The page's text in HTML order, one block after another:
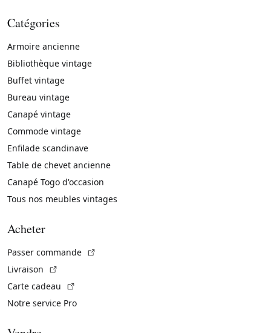
Catégories
Armoire ancienne
Bibliothèque vintage
Buffet vintage
Bureau vintage
Canapé vintage
Commode vintage
Enfilade scandinave
Table de chevet ancienne
Canapé Togo d'occasion
Tous nos meubles vintages
Acheter
Passer commande
Livraison
Carte cadeau
Notre service Pro